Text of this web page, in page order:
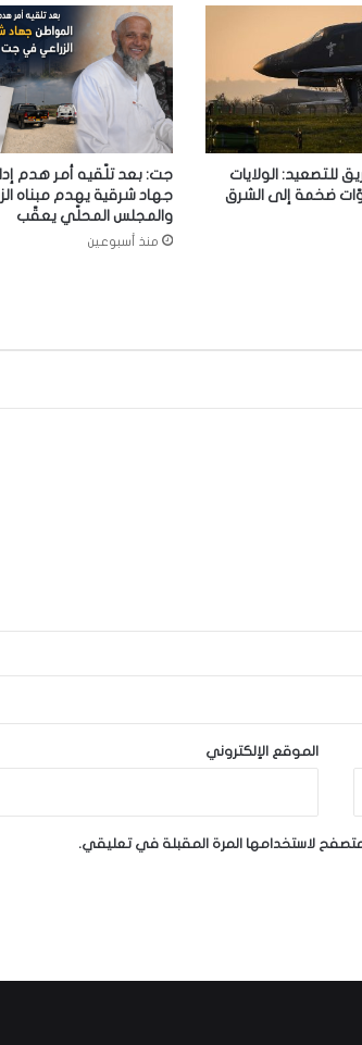
للتصعيد: الولايات
ضخمة إلى الشرق
جت: بعد تلّقيه أمر هدم
جهاد شرقية يهدم مبناه
والمجلس المحلّي يعقّب
منذ أسبوعين
الموقع الإلكتروني
لاستخدامها المرة المقبلة في تعليقي.